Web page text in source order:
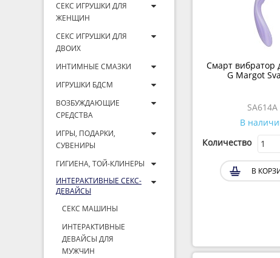
СЕКС ИГРУШКИ ДЛЯ
ЖЕНЩИН
СЕКС ИГРУШКИ ДЛЯ
ДВОИХ
ИНТИМНЫЕ СМАЗКИ
ИГРУШКИ БДСМ
ВОЗБУЖДАЮЩИЕ
СРЕДСТВА
ИГРЫ, ПОДАРКИ,
СУВЕНИРЫ
ГИГИЕНА, ТОЙ-КЛИНЕРЫ
ИНТЕРАКТИВНЫЕ СЕКС-
ДЕВАЙСЫ
СЕКС МАШИНЫ
ИНТЕРАКТИВНЫЕ
ДЕВАЙСЫ ДЛЯ
МУЖЧИН
Смарт вибратор
G Margot
SA614A
В
Количество
В